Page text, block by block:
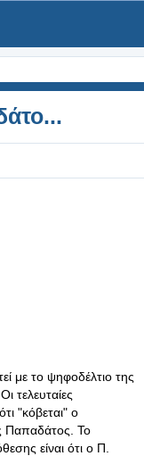
με το ψηφοδέλτιο της
τελευταίες
"κόβεται" ο
Παπαδάτος. Το
είναι ότι ο Π.